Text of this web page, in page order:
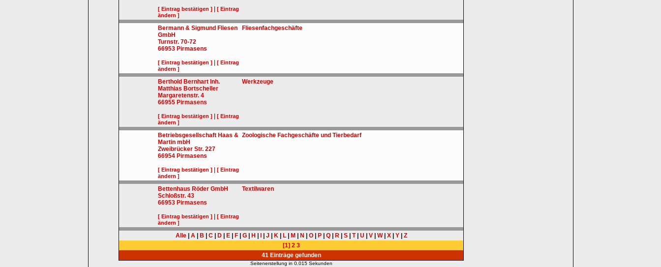
[ Eintrag bestätigen ]
[ Eintrag
ändern ]
Bermann & Sigmund Fliesen
GmbH
Turnstr. 70-72
66953 Pirmasens
[ Eintrag bestätigen ]
[ Eintrag
ändern ]
Fliesenfachgeschäfte
Berthold Bernhart Inh.
Matthias Bortscheller
Margaretenstr. 4
66955 Pirmasens
[ Eintrag bestätigen ]
[ Eintrag
ändern ]
Werkzeuge
Betriebsgesellschaft Haas &
Martin mbH
Zweibrücker Str. 227
66954 Pirmasens
[ Eintrag bestätigen ]
[ Eintrag
ändern ]
Zoologische Fachgeschäfte und Tierbedarf
Bettenhaus Röder GmbH
Schloßstr. 43
66953 Pirmasens
[ Eintrag bestätigen ]
[ Eintrag
ändern ]
Textilwaren
Alle| A| B C| D| E| F| G| H J K| L| M N O| P| Q| R| S| T| U V| W| X| Y| Z
[1] 2 3
41 Einträge gefunden
Seitenerstellung in 0.015 Sekunden